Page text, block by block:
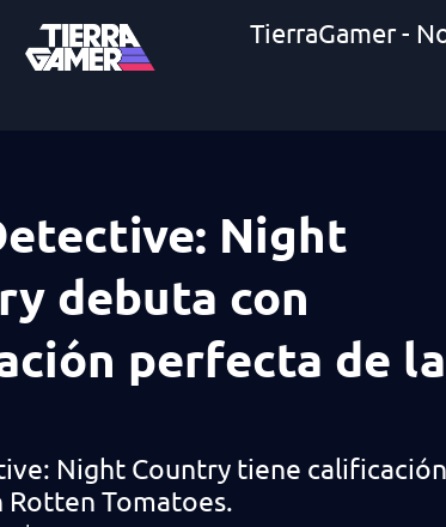
TierraGamer -
Night
debuta con
perfecta de la
Night Country tiene calificación
Tomatoes.